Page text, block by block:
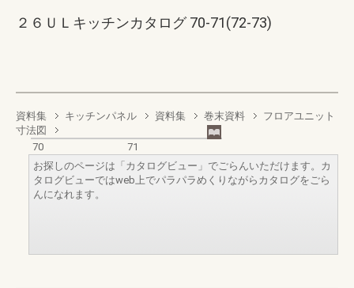
２６ＵＬキッチンカタログ 70-71(72-73)
資料集 キッチンパネル 資料集 巻末資料
フロアユニット
寸法図
70
71
お探しのページは「カタログビュー」でごらんいただけます。カ
タログビューではweb上でパラパラめくりながらカタログをごら
んになれます。